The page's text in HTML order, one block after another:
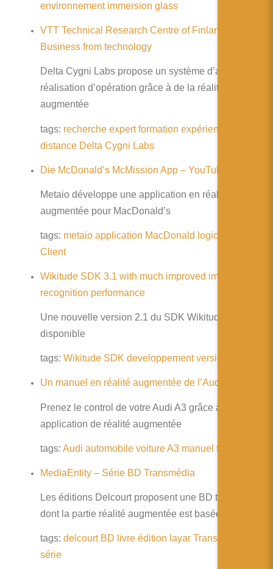
environnement immersion glass
VTT Technical Research Centre of Finland –
Business from technology
Delta Cygni Labs propose un système d’aide à la
réalisation d’opération grâce à de la réalité
augmentée
tags: recherche expert formation expérience
distance Delta Cygni Labs
Die McDonald’s McMission App – YouTube
Metaio développe une application en réalité
augmentée pour MacDonald’s
tags: metaio application MacDonald logiciel
Client
Wikitude SDK 3.1 with much improved image
recognition performance
Une nouvelle version 2.1 du SDK Wikitude est
disponible
tags: Wikitude SDK developpement version
Un manuel en réalité augmentée de l’Audi A3
Prenez le control de votre Audi A3 grâce à une
application de réalité augmentée
tags: Audi automobile voitureA3 manuel formation
MediaEntity – Série BD Transmédia
Les éditions Delcourt proposent une BD transmédia
dont la partie réalité augmentée est basée sur Layar
tags: delcourt BD livre édition layar Transmédia
série